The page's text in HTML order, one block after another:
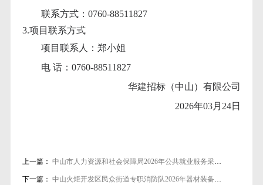
联系方式： 0760-88511827
3.项目联系方式
项目联系人：郑小姐
电话：0760-88511827
华建招标（中山）有限公司
2026年03月24日
上一篇： 中山市人力资源和社会保障局2026年公共就业服务采购项目（采购包2）废标公告
下一篇： 中山火炬开发区民众街道专职消防队2026年器材装备采购项目终止公告